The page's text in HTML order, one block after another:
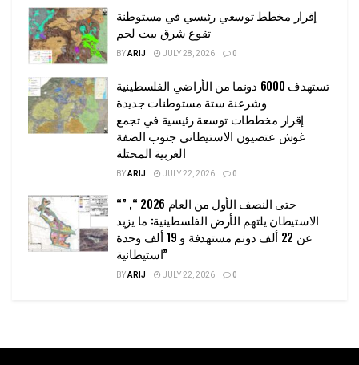
إقرار مخطط توسعي رئيسي في مستوطنة
تقوع شرق بيت لحم
BYARIJ JULY 28, 2026 0
تستهدف 6000 دونما من الأراضي الفلسطينية
وشرعنة ستة مستوطنات جديدة
إقرار مخططات توسعة رئيسية في تجمع
غوش عتصيون الاستيطاني جنوب الضفة
الغربية المحتلة
BYARIJ JULY 22, 2026 0
“حتى النصف الأول من العام 2026 “, ”
الاستيطان يلتهم الأرض الفلسطينية: ما يزيد
عن 22 ألف دونم مستهدفة و 19 ألف وحدة
استيطانية”
BYARIJ JULY 22, 2026 0